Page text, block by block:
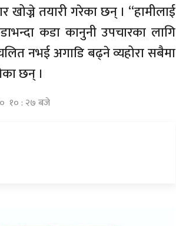
खोज्ने तयारी गरेका छन् । “हामीलाई
कडा कानुनी उपचारका लागि
नभई अगाडि बढ्ने व्यहोरा सबैमा
छन् ।
१० : २७ बजे